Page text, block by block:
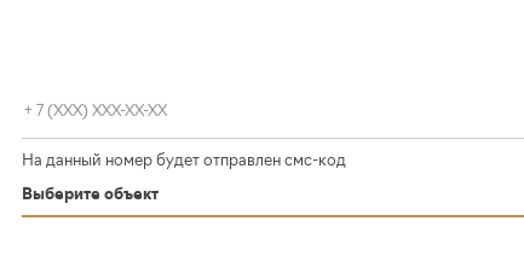
На данный номер будет отправлен смс‑код
Выберите объект